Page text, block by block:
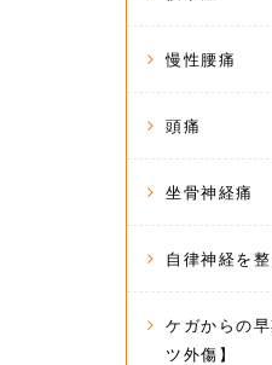
慢性腰痛
頭痛
坐骨神経痛
自律神経を
ケガからの
ツ外傷】